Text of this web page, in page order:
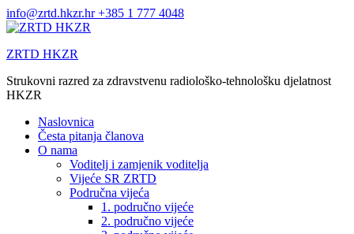
Skip
to
info@zrtd.hkzr.hr+385 1 777 4048
ZRTD HKZR
Strukovni razred za zdravstvenu radiološko-tehnološku djelatnost
HKZR
Naslovnica
Česta pitanja članova
O nama
Voditelj i zamjenik voditelja
Vijeće SR ZRTD
Područna vijeća
1. područno vijeće
2. područno vijeće